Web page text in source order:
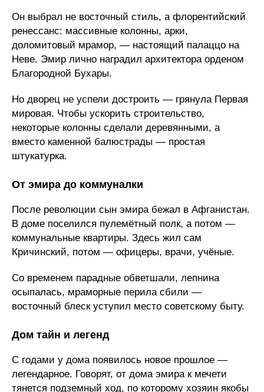
Он выбрал не восточный стиль, а флорентийский
ренессанс: массивные колонны, арки,
доломитовый мрамор, — настоящий палаццо на
Неве. Эмир лично наградил архитектора орденом
Благородной Бухары.
Но дворец не успели достроить — грянула Первая
мировая. Чтобы ускорить строительство,
некоторые колонны сделали деревянными, а
вместо каменной балюстрады — простая
штукатурка.
От эмира до коммуналки
После революции сын эмира бежал в Афганистан.
В доме поселился пулемётный полк, а потом —
коммунальные квартиры. Здесь жил сам
Кричинский, потом — офицеры, врачи, учёные.
Со временем парадные обветшали, лепнина
осыпалась, мраморные перила сбили —
восточный блеск уступил место советскому быту.
Дом тайн и легенд
С годами у дома появилось новое прошлое —
легендарное. Говорят, от дома эмира к мечети
тянется подземный ход, по которому хозяин якобы